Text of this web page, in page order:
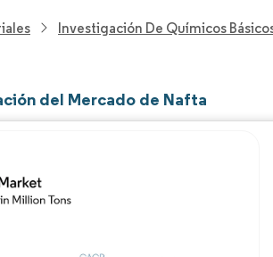
Investigación De Químicos
del Mercado de Nafta